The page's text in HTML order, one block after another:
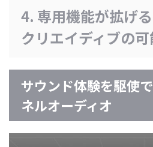
4. 専用機能が拡げ
クリエイディブの
サウンド体験を駆使
ネルオーディオ